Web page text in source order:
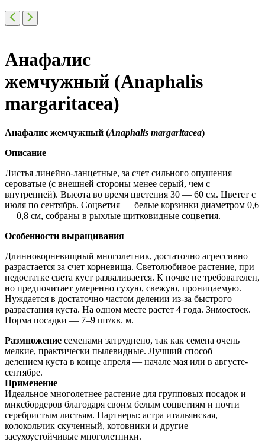
Анафалис
жемчужный (Anaphalis
margaritacea)
Анафалис жемчужный (Anaphalis margaritacea)
Описание
Листья линейно-ланцетные, за счет сильного опушения
сероватые (с внешней стороны менее серый, чем с
внутренней). Высота во время цветения 30 — 60 см. Цветет с
июля по сентябрь. Соцветия — белые корзинки диаметром 0,6
— 0,8 см, собраны в рыхлые щитковидные соцветия.
Особенности выращивания
Длиннокорневищный многолетник, достаточно агрессивно
разрастается за счет корневища. Светолюбивое растение, при
недостатке света куст разваливается. К почве не требователен,
но предпочитает умеренно сухую, свежую, проницаемую.
Нуждается в достаточно частом делении из-за быстрого
разрастания куста. На одном месте растет 4 года. Зимостоек.
Норма посадки — 7–9 шт/кв. м.
Размножение семенами затруднено, так как семена очень
мелкие, практически пылевидные. Лучший способ —
делением куста в конце апреля — начале мая или в августе-
сентябре.
Применение
Идеальное многолетнее растение для групповых посадок и
миксбордеров благодаря своим белым соцветиям и почти
серебристым листьям. Партнеры: астра итальянская,
колокольчик скученный, котовники и другие
засухоустойчивые многолетники.